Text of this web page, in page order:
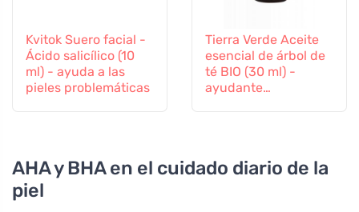
Kvitok Suero facial -
Ácido salicílico (10
ml) - ayuda a las
pieles problemáticas
Tierra Verde Aceite
esencial de árbol de
té BIO (30 ml) -
ayudante
AHA y BHA en el cuidado diario de la
piel